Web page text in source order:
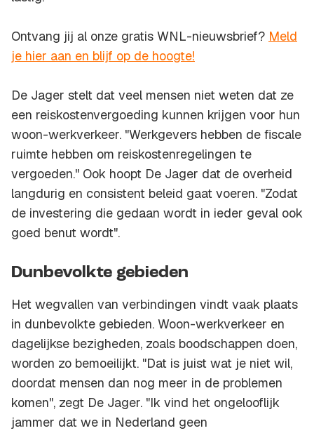
Ontvang jij al onze gratis WNL-nieuwsbrief? Meld
je hier aan en blijf op de hoogte!
De Jager stelt dat veel mensen niet weten dat ze
een reiskostenvergoeding kunnen krijgen voor hun
woon-werkverkeer. "Werkgevers hebben de fiscale
ruimte hebben om reiskostenregelingen te
vergoeden." Ook hoopt De Jager dat de overheid
langdurig en consistent beleid gaat voeren. "Zodat
de investering die gedaan wordt in ieder geval ook
goed benut wordt".
Dunbevolkte gebieden
Het wegvallen van verbindingen vindt vaak plaats
in dunbevolkte gebieden. Woon-werkverkeer en
dagelijkse bezigheden, zoals boodschappen doen,
worden zo bemoeilijkt. "Dat is juist wat je niet wil,
doordat mensen dan nog meer in de problemen
komen", zegt De Jager. "Ik vind het ongelooflijk
jammer dat we in Nederland geen